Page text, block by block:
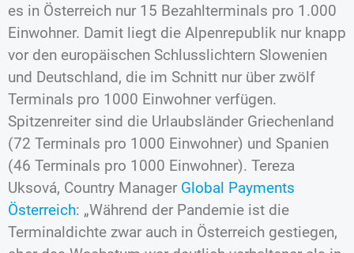
es in Österreich nur 15 Bezahlterminals pro 1.000
Einwohner. Damit liegt die Alpenrepublik nur knapp
vor den europäischen Schlusslichtern Slowenien
und Deutschland, die im Schnitt nur über zwölf
Terminals pro 1000 Einwohner verfügen.
Spitzenreiter sind die Urlaubsländer Griechenland
(72 Terminals pro 1000 Einwohner) und Spanien
(46 Terminals pro 1000 Einwohner). Tereza
Uksová, Country Manager Global Payments
Österreich: „Während der Pandemie ist die
Terminaldichte zwar auch in Österreich gestiegen,